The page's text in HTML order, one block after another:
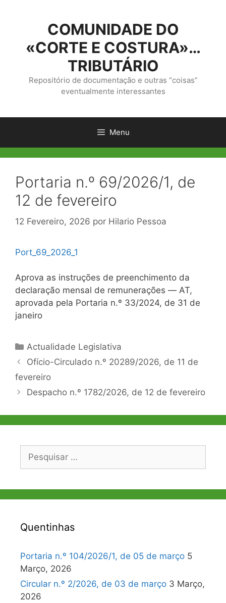
conteúdo
COMUNIDADE DO
«CORTE E COSTURA»…
TRIBUTÁRIO
Repositório de documentação e outras “coisas”
eventualmente interessantes
Menu
Portaria n.º 69/2026/1, de
12 de fevereiro
12 Fevereiro, 2026 por Hilario Pessoa
Port 69 2026 1
Aprova as instruções de preenchimento da
declaração mensal de remunerações ― AT,
aprovada pela Portaria n.º 33/2024, de 31 de
janeiro
Categorias
Actualidade Legislativa
Navegação
de
Ofício-Circulado n.º 20289/2026, de 11 de
fevereiro
Despacho n.º 1782/2026, de 12 de fevereiro
Pesquisar
Quentinhas
Portaria n.º 104/2026/1, de 05 de março 5
Março, 2026
Circular n.º 2/2026, de 03 de março 3 Março,
2026